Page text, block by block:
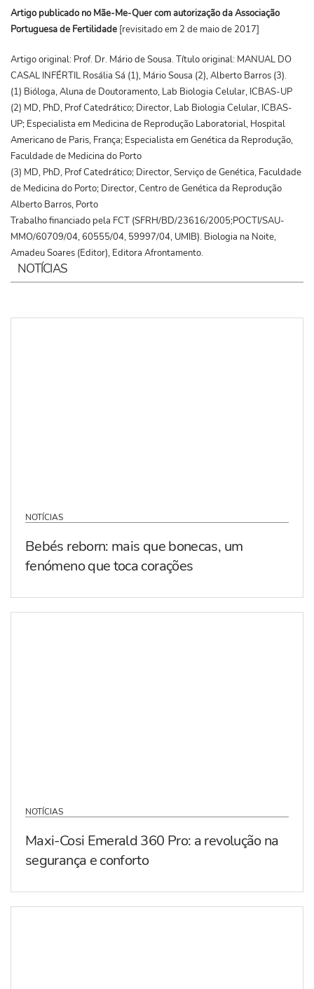
Artigo publicado no Mãe-Me-Quer com autorização da Associação
Portuguesa de Fertilidade [revisitado em 2 de maio de 2017]
Artigo original: Prof. Dr. Mário de Sousa. Título original: MANUAL DO
CASAL INFÉRTIL Rosália Sá (1), Mário Sousa (2), Alberto Barros (3).
(1) Bióloga, Aluna de Doutoramento, Lab Biologia Celular, ICBAS-UP
(2) MD, PhD, Prof Catedrático; Director, Lab Biologia Celular, ICBAS-
UP; Especialista em Medicina de Reprodução Laboratorial, Hospital
Americano de Paris, França; Especialista em Genética da Reprodução,
Faculdade de Medicina do Porto
(3) MD, PhD, Prof Catedrático; Director, Serviço de Genética, Faculdade
de Medicina do Porto; Director, Centro de Genética da Reprodução
Alberto Barros, Porto
Trabalho financiado pela FCT (SFRH/BD/23616/2005;POCTI/SAU-
MMO/60709/04, 60555/04, 59997/04, UMIB). Biologia na Noite,
Amadeu Soares (Editor), Editora Afrontamento.
NOTÍCIAS
NOTÍCIAS
Bebés reborn: mais que bonecas, um
fenómeno que toca corações
NOTÍCIAS
Maxi-Cosi Emerald 360 Pro: a revolução na
segurança e conforto